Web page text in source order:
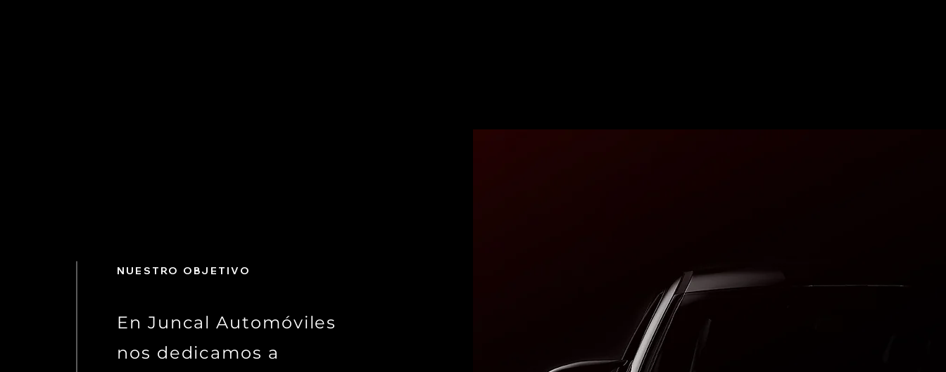
NUESTRO OBJETIVO
En Juncal Automóviles
nos dedicamos a